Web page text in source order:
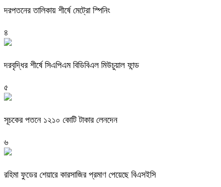
দরপতনের তালিকায় শীর্ষে মেট্রো স্পিনিং
৪
দরবৃদ্ধির শীর্ষে সিএপিএম বিডিবিএল মিউচুয়াল ফান্ড
৫
সূচকের পতনে ১২১০ কোটি টাকার লেনদেন
৬
রহিমা ফুডের শেয়ারে কারসাজির প্রমাণ পেয়েছে বিএসইসি